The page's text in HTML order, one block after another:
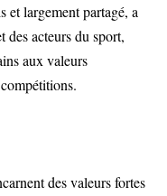
et largement partagé, a
des acteurs du sport,
aux valeurs
des valeurs fortes